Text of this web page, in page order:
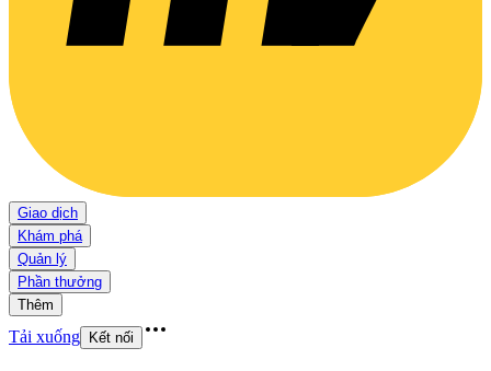
Giao dịch
Khám phá
Quản lý
Phần thưởng
Thêm
Tải xuống Kết nối